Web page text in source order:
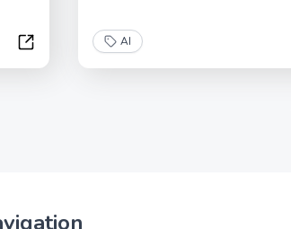
Transformer 最后一公里
AI